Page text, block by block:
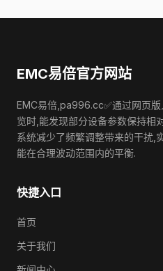
EMC易倍官方网站
EMC易倍,pa996.cc✅通过网页版
览时,能发现部分设备参数保持相
系统减少了频繁调整带来的干扰,
能在合理波动范围内的平衡.
快捷入口
首页
关于我们